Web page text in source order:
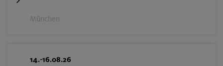
München
14.-16.08.26